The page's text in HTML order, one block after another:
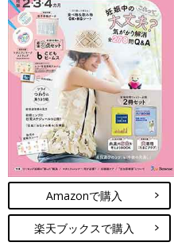
Amazonで購入
楽天ブックスで購入